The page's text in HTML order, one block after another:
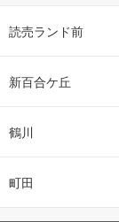
読売ランド前
新百合ケ丘
鶴川
町田